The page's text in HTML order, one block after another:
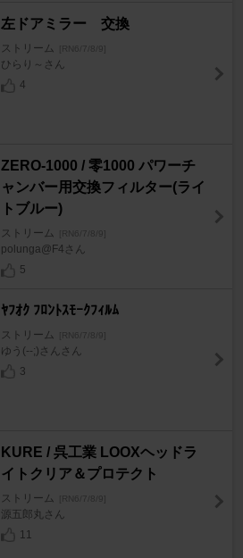
左ドアミラー 交換
ストリーム [RN6/7/8/9]
ひらり～さん
4
ZERO-1000 / 零1000 パワーチ
ャンバー用交換フィルター(ライ
トブルー)
ストリーム [RN6/7/8/9]
polunga@F4さん
5
ﾔﾌｵｸ ﾌﾛﾝﾄｽﾓｰｸﾌｨﾙﾑ
ストリーム [RN6/7/8/9]
ゆう(--;)さんさん
3
KURE / 呉工業 LOOXヘッドラ
イトクリア＆プロテクト
ストリーム [RN6/7/8/9]
源五郎丸さん
11